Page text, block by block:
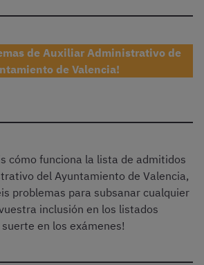
de Auxiliar Administrativo de
de Valencia!
cómo funciona la lista de admitidos
del Ayuntamiento de Valencia,
problemas para subsanar cualquier
inclusión en los listados
en los exámenes!